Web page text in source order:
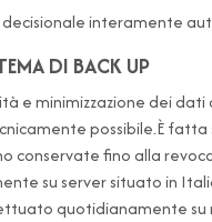
interamente
DI BACK UP
e minimizzazione dei
possibile.È
conservate fino alla
su server situato in
quotidianamente su